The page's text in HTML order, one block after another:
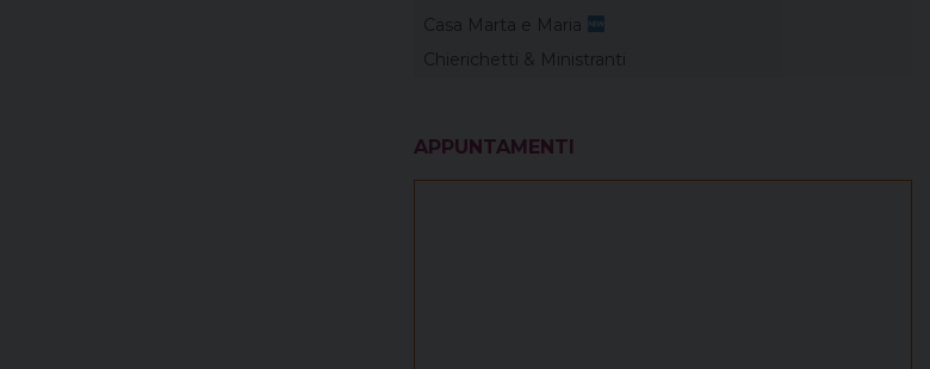
Casa Marta e Maria
Chierichetti & Ministranti
APPUNTAMENTI